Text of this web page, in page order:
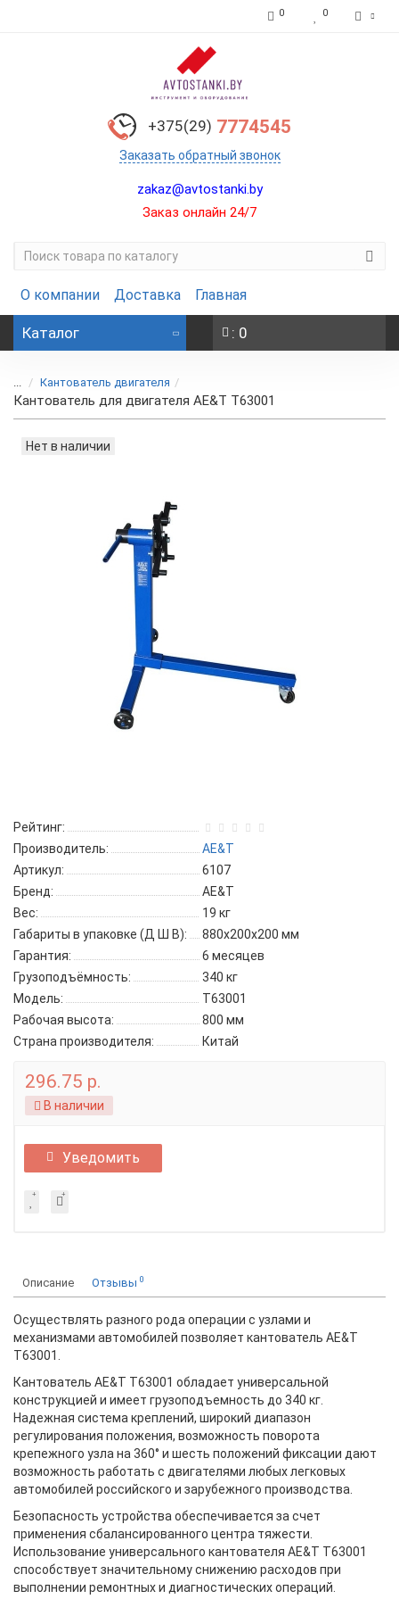
0 0
+375(29) 7774545
Заказать обратный звонок
zakaz@avtostanki.by
Заказ онлайн 24/7
О компании Доставка Главная
Каталог : 0
... Кантователь двигателя
Кантователь для двигателя AE&T T63001
Нет в наличии
Рейтинг:
Производитель:
AE&T
Артикул:
6107
Бренд:
AE&T
Вес:
19 кг
Габариты в упаковке (Д Ш В):
880х200х200 мм
Гарантия:
6 месяцев
Грузоподъёмность:
340 кг
Модель:
T63001
Рабочая высота:
800 мм
Страна производителя:
Китай
296.75 р.
В наличии
Уведомить
Описание Отзывы 0
Осуществлять разного рода операции с узлами и
механизмами автомобилей позволяет кантователь AE&T
Т63001.
Кантователь AE&T Т63001 обладает универсальной
конструкцией и имеет грузоподъемность до 340 кг.
Надежная система креплений, широкий диапазон
регулирования положения, возможность поворота
крепежного узла на 360° и шесть положений фиксации дают
возможность работать с двигателями любых легковых
автомобилей российского и зарубежного производства.
Безопасность устройства обеспечивается за счет
применения сбалансированного центра тяжести.
Использование универсального кантователя AE&T Т63001
способствует значительному снижению расходов при
выполнении ремонтных и диагностических операций.